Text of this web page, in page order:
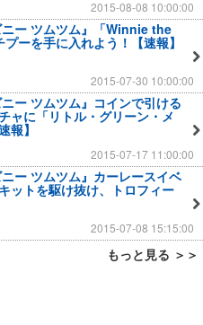
2015-08-08 10:00:00
ニー ツムツム』「Winnie the
ーを手に入れよう！【速報】
2015-07-30 10:00:00
ニー ツムツム』コインで引ける
ャに「リトル・グリーン・メ
報】
2015-07-17 11:00:00
ニー ツムツム』カーレースイベ
ットを駆け抜け、トロフィー
2015-07-08 15:15:00
もっと見る ＞＞